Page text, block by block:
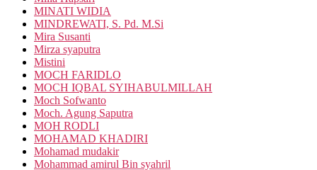
MINATI WIDIA
MINDREWATI, S. Pd. M.Si
Mira Susanti
Mirza syaputra
Mistini
MOCH FARIDLO
MOCH IQBAL SYIHABULMILLAH
Moch Sofwanto
Moch. Agung Saputra
MOH RODLI
MOHAMAD KHADIRI
Mohamad mudakir
Mohammad amirul Bin syahril